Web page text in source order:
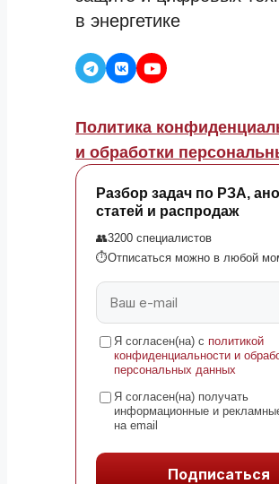
в энергетике
Политика
и обработки
Разбор задач по РЗА,
статей и распродаж
👥3200 специалистов
⏱Отписаться можно в любой
Я согласен(на) с политикой
конфиденциальности и
персональных данных
Я согласен(на) получать
информационные и
на email
Подписаться